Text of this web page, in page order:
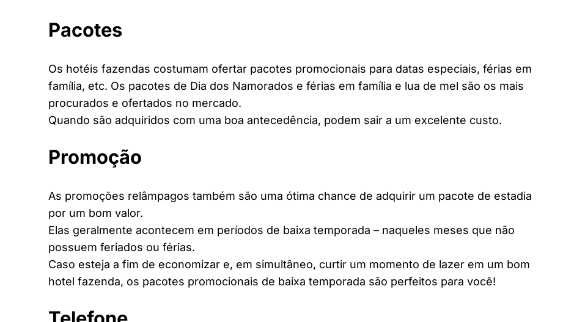
Pacotes
Os hotéis fazendas costumam ofertar pacotes promocionais para datas especiais, férias em
família, etc. Os pacotes de Dia dos Namorados e férias em família e lua de mel são os mais
procurados e ofertados no mercado.
Quando são adquiridos com uma boa antecedência, podem sair a um excelente custo.
Promoção
As promoções relâmpagos também são uma ótima chance de adquirir um pacote de estadia
por um bom valor.
Elas geralmente acontecem em períodos de baixa temporada – naqueles meses que não
possuem feriados ou férias.
Caso esteja a fim de economizar e, em simultâneo, curtir um momento de lazer em um bom
hotel fazenda, os pacotes promocionais de baixa temporada são perfeitos para você!